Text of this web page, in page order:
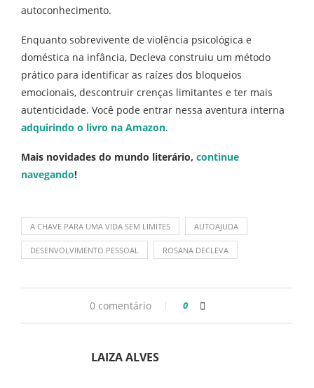
autoconhecimento.
Enquanto sobrevivente de violência psicológica e
doméstica na infância, Decleva construiu um método
prático para identificar as raízes dos bloqueios
emocionais, descontruir crenças limitantes e ter mais
autenticidade. Você pode entrar nessa aventura interna
adquirindo o livro na Amazon.
Mais novidades do mundo literário, continue
navegando!
A CHAVE PARA UMA VIDA SEM LIMITES AUTOAJUDA
DESENVOLVIMENTO PESSOAL ROSANA DECLEVA
0 comentário 0
LAIZA ALVES